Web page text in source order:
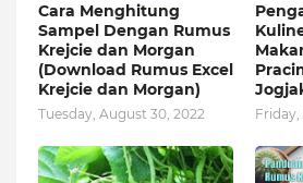
Cara Menghitung
Sampel Dengan Rumus
Krejcie dan Morgan
(Download Rumus Excel
Krejcie dan Morgan)
Tuesday, August 30, 2022 Friday,